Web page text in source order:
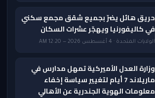
حريق هائل يضرّ بجميع شقق مجمع سكني
في كاليفورنيا ويهجّر عشرات السكان
الولايات المتحدة · 4 أغسطس 2026 — 12:20 AM
وزارة العدل الأميركية تمهل مدارس في
ماريلاند 7 أيام لتغيير سياسة إخفاء
معلومات الهوية الجندرية عن الأهالي